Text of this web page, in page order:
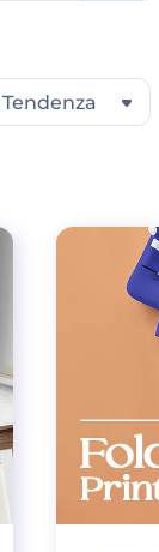
Tendenza